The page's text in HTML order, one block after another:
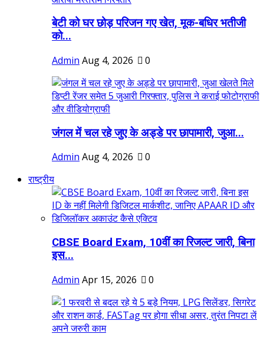
बेटी को घर छोड़ परिजन गए खेत, मूक-बधिर भतीजी
को...
Admin Aug 4, 2026 0
जंगल में चल रहे जुए के अड्डे पर छापामारी, जुआ...
Admin Aug 4, 2026
0
राष्ट्रीय
CBSE Board Exam, 10वीं का रिजल्ट जारी, बिना
इस...
Admin Apr 15, 2026 0